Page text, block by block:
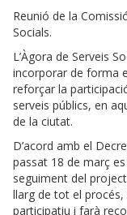
Reunió de la
Socials.
L’Àgora de Serveis
incorporar de forma
reforçar la
serveis públics, en
de la ciutat.
D’acord amb el
passat 18 de març
seguiment del
llarg de tot el
participatiu i farà